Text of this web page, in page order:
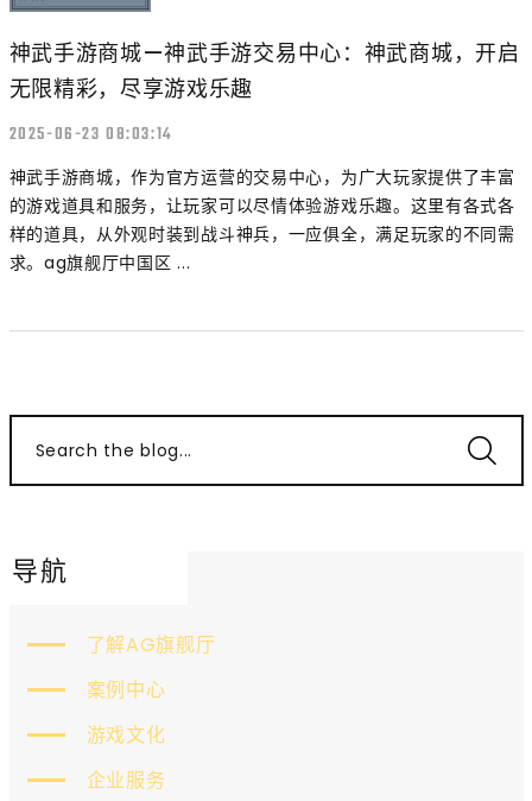
神武手游商城—神武手游交易中心：神武商城，开启
无限精彩，尽享游戏乐趣
2025-06-23 08:03:14
神武手游商城，作为官方运营的交易中心，为广大玩家提供了丰富
的游戏道具和服务，让玩家可以尽情体验游戏乐趣。这里有各式各
样的道具，从外观时装到战斗神兵，一应俱全，满足玩家的不同需
求。ag旗舰厅中国区 ...
Search the blog...
导航
了解AG旗舰厅
案例中心
游戏文化
企业服务